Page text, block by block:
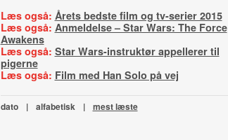
Læs også: Årets bedste film og tv-serier 2015
Læs også: Anmeldelse – Star Wars: The Force
Awakens
Læs også: Star Wars-instruktør appellerer til
pigerne
Læs også: Film med Han Solo på vej
dato | alfabetisk | mest læste